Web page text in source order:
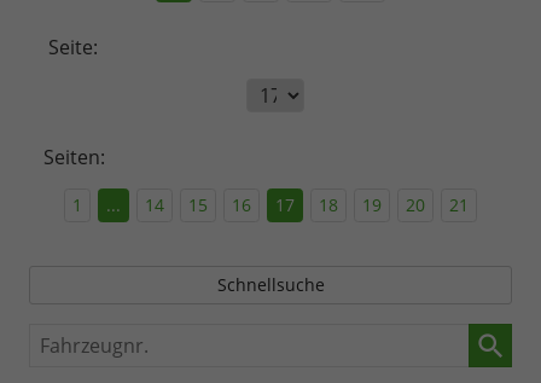
Seite:
Seiten:
1 ... 14 15 16 17 18 19 20 21
Schnellsuche
Fahrzeugnr.